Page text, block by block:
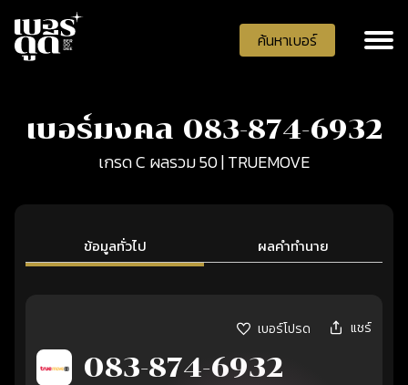
ค้นหาเบอร์
เบอร์มงคล 083-874-6932
เกรด C ผลรวม 50 | TRUEMOVE
ข้อมูลทั่วไป ผลคำทำนาย
เบอร์โปรด แชร์
083-874-6932